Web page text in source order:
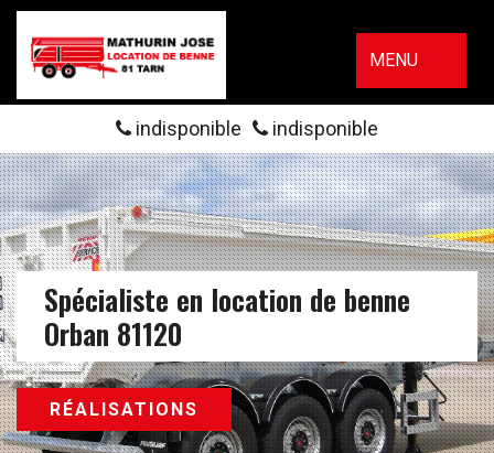
MENU
indisponible indisponible
Spécialiste en location de benne
Orban 81120
RÉALISATIONS